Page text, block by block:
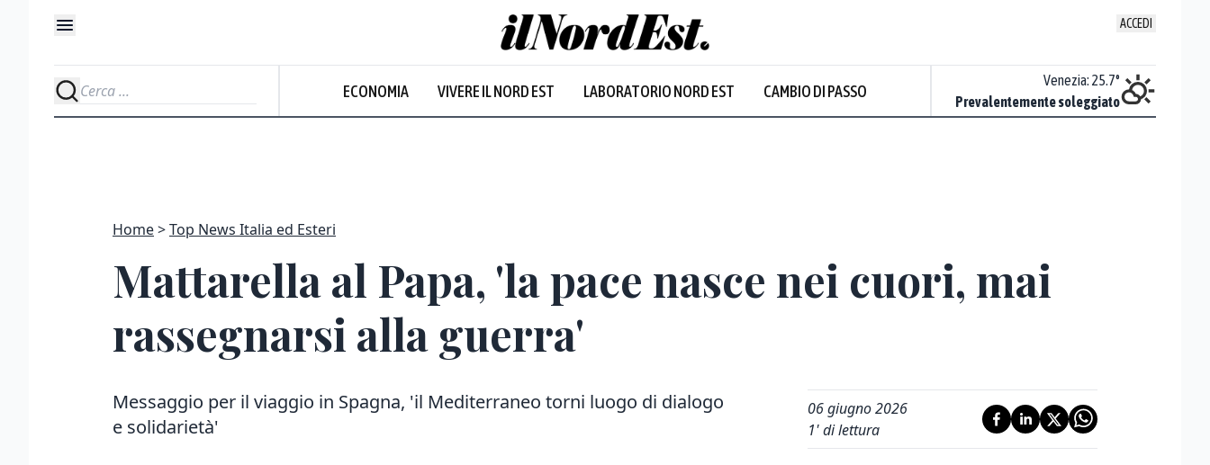
ACCEDI
ECONOMIA VIVERE IL NORD EST LABORATORIO NORD EST CAMBIO DI PASSO
Piovoso
Venezia: 25.7°
Prevalentemente soleggiato
Home Top News Italia ed Esteri
Mattarella al Papa, 'la pace nasce nei cuori, mai
rassegnarsi alla guerra'
Messaggio per il viaggio in Spagna, 'il Mediterraneo torni luogo di dialogo
e solidarietà'
06 giugno 2026
1' di lettura